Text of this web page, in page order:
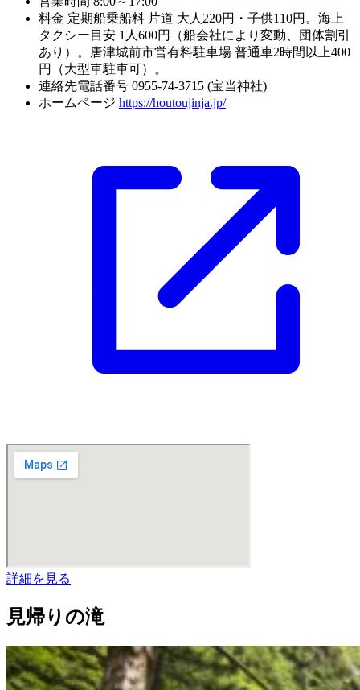
料金 定期船乗船料 片道 大人220円・子供110円。海上
タクシー目安 1人600円（船会社により変動、団体割引
あり）。唐津城前市営有料駐車場 普通車2時間以上400
円（大型車駐車可）。
連絡先電話番号 0955-74-3715 (宝当神社)
ホームページ https://houtoujinja.jp/
詳細を見る
見帰りの滝